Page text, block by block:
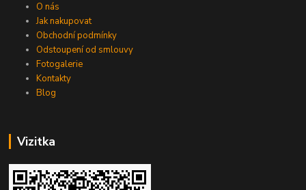
O nás
Jak nakupovat
Obchodní podmínky
Odstoupení od smlouvy
Fotogalerie
Kontakty
Blog
Vizitka